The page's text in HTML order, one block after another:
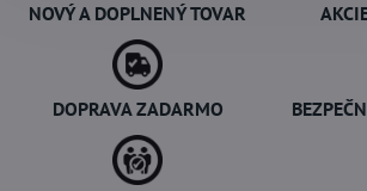
NOVÝ A DOPLNENÝ TOVAR
DOPRAVA ZADARMO